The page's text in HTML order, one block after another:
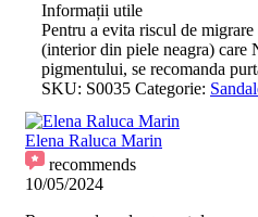
Informații utile
Pentru a evita riscul de
(interior din piele neagra) care
pigmentului, se recomanda
SKU: S0035 Categorie:
Elena Raluca Marin
recommends
10/05/2024